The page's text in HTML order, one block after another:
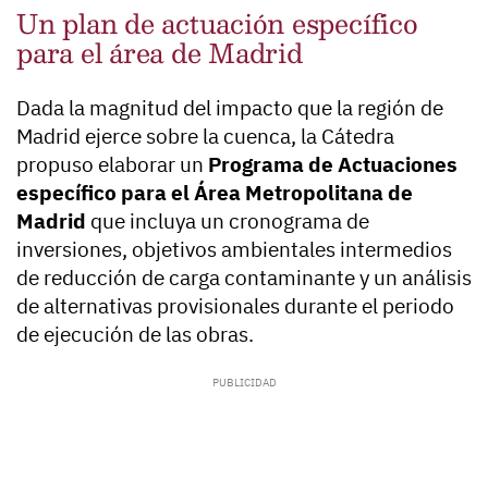
Un plan de actuación específico
para el área de Madrid
Dada la magnitud del impacto que la región de
Madrid ejerce sobre la cuenca, la Cátedra
propuso elaborar un Programa de Actuaciones
específico para el Área Metropolitana de
Madrid que incluya un cronograma de
inversiones, objetivos ambientales intermedios
de reducción de carga contaminante y un análisis
de alternativas provisionales durante el periodo
de ejecución de las obras.